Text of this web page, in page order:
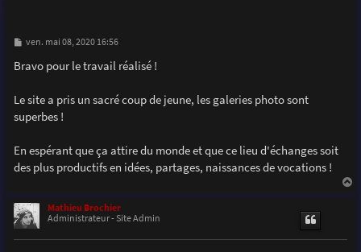
M
s
s
e
ven. mai 08, 2020 16:56
Bravo pour le travail réalisé !
Le site a pris un sacré coup de jeune, les galeries photo sont
superbes !
En espérant que ça attire du monde et que ce lieu d'échanges soit
des plus productifs en idées, partages, naissances de vocations !
Mathieu Brochier
Administrateur - Site Admin